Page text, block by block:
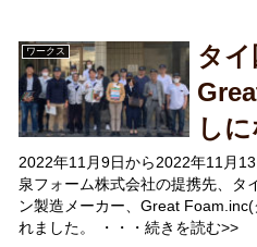
ワークス
タイ
し
2022年11月9日から2022年11月
泉フォーム株式会社の提携先、タ
ン製造メーカー、Great
れました。 ・・・続きを読む>>